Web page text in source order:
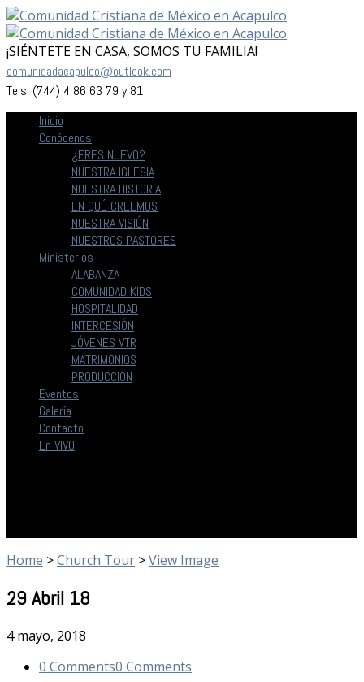
¡SIÉNTETE EN CASA, SOMOS TU FAMILIA!
comunidadacapulco@outlook.com
Tels. (744) 4 86 63 79 y 81
Inicio
Conócenos
¿ERES NUEVO?
NUESTRA IGLESIA
NUESTRA HISTORIA
EN QUÉ CREEMOS
NUESTRA VISIÓN
NUESTROS PASTORES
Ministerios
ALABANZA
COMUNIDAD KIDS
HOSPITALIDAD
INTERCESIÓN
JÓVENES VTR
MATRIMONIOS
PRODUCCIÓN
Eventos
Galería
Contacto
En VIVO
Home >Church Tour >View Image
29 Abril 18
4 mayo, 2018
0 Comments0 Comments